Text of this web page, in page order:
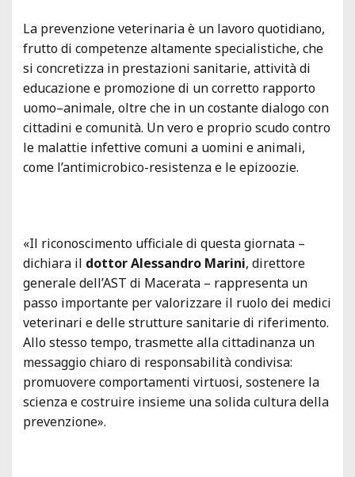
La prevenzione veterinaria è un lavoro quotidiano,
frutto di competenze altamente specialistiche, che
si concretizza in prestazioni sanitarie, attività di
educazione e promozione di un corretto rapporto
uomo–animale, oltre che in un costante dialogo con
cittadini e comunità. Un vero e proprio scudo contro
le malattie infettive comuni a uomini e animali,
come l’antimicrobico-resistenza e le epizoozie.
«Il riconoscimento ufficiale di questa giornata –
dichiara il dottor Alessandro Marini, direttore
generale dell’AST di Macerata – rappresenta un
passo importante per valorizzare il ruolo dei medici
veterinari e delle strutture sanitarie di riferimento.
Allo stesso tempo, trasmette alla cittadinanza un
messaggio chiaro di responsabilità condivisa:
promuovere comportamenti virtuosi, sostenere la
scienza e costruire insieme una solida cultura della
prevenzione».